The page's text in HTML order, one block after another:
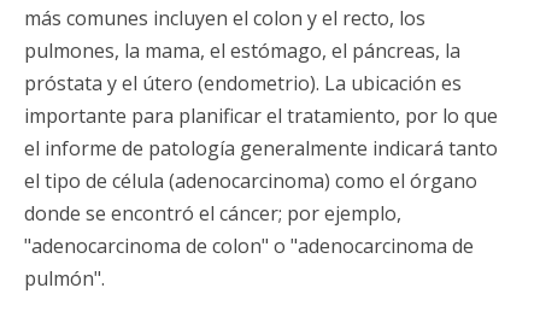
más comunes incluyen el colon y el recto, los
pulmones, la mama, el estómago, el páncreas, la
próstata y el útero (endometrio). La ubicación es
importante para planificar el tratamiento, por lo que
el informe de patología generalmente indicará tanto
el tipo de célula (adenocarcinoma) como el órgano
donde se encontró el cáncer; por ejemplo,
"adenocarcinoma de colon" o "adenocarcinoma de
pulmón".